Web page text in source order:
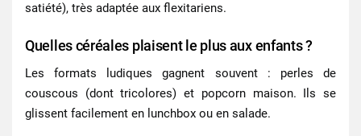
satiété), très adaptée aux flexitariens.
Quelles céréales plaisent le plus aux enfants ?
Les formats ludiques gagnent souvent : perles de
couscous (dont tricolores) et popcorn maison. Ils se
glissent facilement en lunchbox ou en salade.